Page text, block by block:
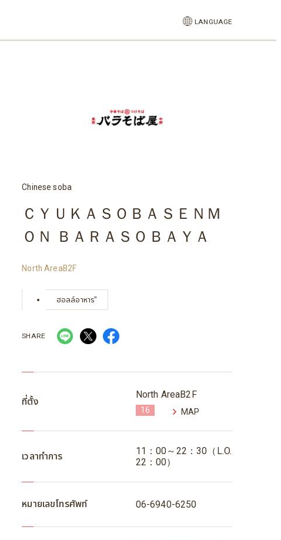
LANGUAGE
Chinese soba
ＣＹＵＫＡＳＯＢＡＳＥＮＭ
ＯＮ ＢＡＲＡＳＯＢＡＹＡ
North AreaB2F
ฮอลล์อาหาร"
SHARE
ที่ตั้ง
North AreaB2F
16 MAP
เวลาทำการ
11：00～22：30（L.O.
22：00）
หมายเลขโทรศัพท์ 06-6940-6250